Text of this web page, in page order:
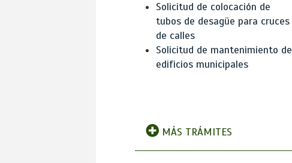
Solicitud de colocación de
tubos de desagüe para cruces
de calles
Solicitud de mantenimiento de
edificios municipales
MÁS TRÁMITES